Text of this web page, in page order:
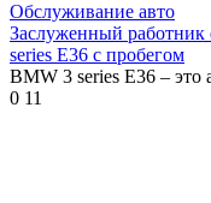
Обслуживание авто
Заслуженный
series E36 с пробегом
BMW 3 series E36 – это
0 11